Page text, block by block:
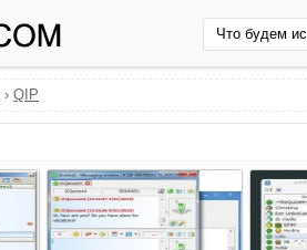
› QIP